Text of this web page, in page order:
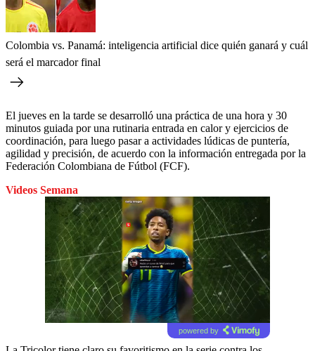
Colombia vs. Panamá: inteligencia artificial dice quién ganará y cuál
será el marcador final
El jueves en la tarde se desarrolló una práctica de una hora y 30
minutos guiada por una rutinaria entrada en calor y ejercicios de
coordinación, para luego pasar a actividades lúdicas de puntería,
agilidad y precisión, de acuerdo con la información entregada por la
Federación Colombiana de Fútbol (FCF).
Videos Semana
powered by